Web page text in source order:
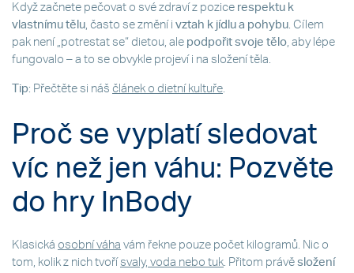
Když začnete pečovat o své zdraví z pozice respektu k
vlastnímu tělu , často se změní i vztah k jídlu a pohybu . Cílem
pak není „potrestat se“ dietou, ale podpořit svoje tělo , aby lépe
fungovalo – a to se obvykle projeví i na složení těla.
Tip: Přečtěte si náš článek o dietní kultuře
Proč se vyplatí sledovat
víc než jen váhu: Pozvěte
do hry InBody
Klasická osobní váha vám řekne pouze počet kilogramů. Nic o
tom, kolik z nich tvoří svaly, voda nebo tuk. Přitom právě složení